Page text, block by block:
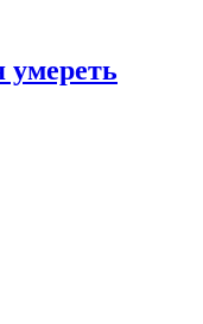
умереть